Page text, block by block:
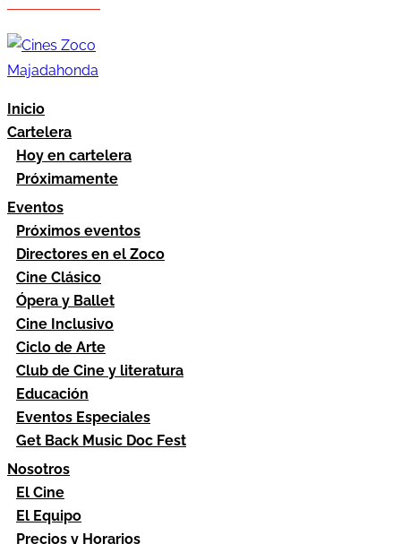
Inicio
Cartelera
Hoy en cartelera
Próximamente
Eventos
Próximos eventos
Directores en el Zoco
Cine Clásico
Ópera y Ballet
Cine Inclusivo
Ciclo de Arte
Club de Cine y literatura
Educación
Eventos Especiales
Get Back Music Doc Fest
Nosotros
El Cine
El Equipo
Precios y Horarios